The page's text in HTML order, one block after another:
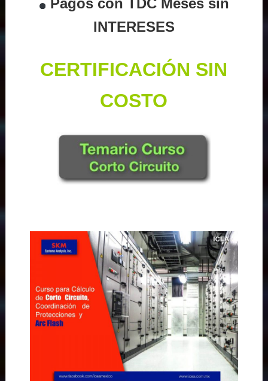
Pagos con TDC Meses sin
INTERESES
CERTIFICACIÓN SIN
COSTO